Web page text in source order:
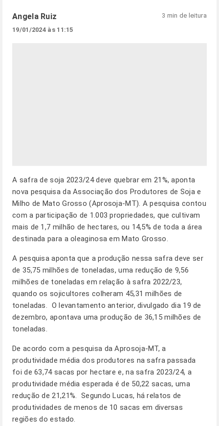
Angela Ruiz
19/01/2024 às 11:15
3 min de leitura
A safra de soja 2023/24 deve quebrar em 21%, aponta
nova pesquisa da Associação dos Produtores de Soja e
Milho de Mato Grosso (Aprosoja-MT). A pesquisa contou
com a participação de 1.003 propriedades, que cultivam
mais de 1,7 milhão de hectares, ou 14,5% de toda a área
destinada para a oleaginosa em Mato Grosso.
A pesquisa aponta que a produção nessa safra deve ser
de 35,75 milhões de toneladas, uma redução de 9,56
milhões de toneladas em relação à safra 2022/23,
quando os sojicultores colheram 45,31 milhões de
toneladas. O levantamento anterior, divulgado dia 19 de
dezembro, apontava uma produção de 36,15 milhões de
toneladas.
De acordo com a pesquisa da Aprosoja-MT, a
produtividade média dos produtores na safra passada
foi de 63,74 sacas por hectare e, na safra 2023/24, a
produtividade média esperada é de 50,22 sacas, uma
redução de 21,21%. Segundo Lucas, há relatos de
produtividades de menos de 10 sacas em diversas
regiões do estado.